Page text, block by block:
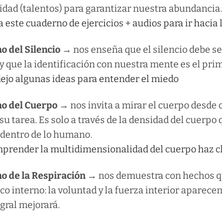
(talentos) para garantizar nuestra abundancia.
este cuaderno de ejercicios + audios para ir
del Silencio → nos enseña que el silencio debe
que la identificación con nuestra mente es el
algunas ideas para entender el miedo
del Cuerpo → nos invita a mirar el cuerpo desde
tarea. Es solo a través de la densidad del
de lo humano.
la multidimensionalidad del cuerpo haz
de la Respiración → nos demuestra con hechos
interno: la voluntad y la fuerza interior
mejorará.